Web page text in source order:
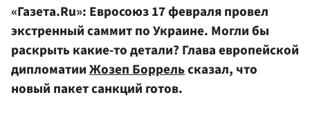
«Газета.Ru»: Евросоюз 17 февраля провел
экстренный саммит по Украине. Могли бы
раскрыть какие-то детали? Глава европейской
дипломатииЖозеп Боррельсказал, что
новый пакет санкций готов.